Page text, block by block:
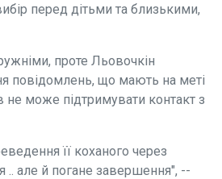
перед дітьми та близькими,
проте Льовочкін
повідомлень, що мають на меті
не може підтримувати контакт з
її коханого через
.. але й погане завершення", --